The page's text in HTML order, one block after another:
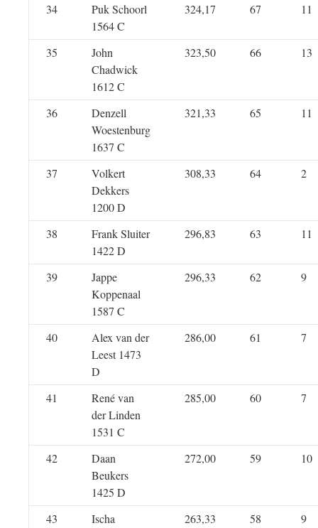
34
Puk Schoorl
1564 C
324,17 67 11
35
John
Chadwick
1612 C
323,50 66 13
36
Denzell
Woestenburg
1637 C
321,33 65 11
37
Volkert
Dekkers
1200 D
308,33 64 2
38
Frank Sluiter
1422 D
296,83 63 11
39
Jappe
Koppenaal
1587 C
296,33 62 9
40
Alex van der
Leest 1473
D
286,00 61 7
41
René van
der Linden
1531 C
285,00 60 7
42
Daan
Beukers
1425 D
272,00 59 10
43 Ischa 263,33 58 9